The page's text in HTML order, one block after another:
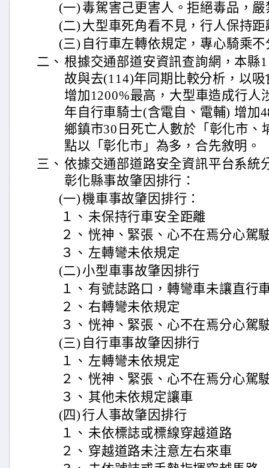
(一)毒駕害己更害人。拒絕毒品，
(二) 大型車死角看不見，行人保持
(三) 自行車左轉依規定，專心騎乘
二、 根據交通部道安資訊查詢網，本縣
故與去(114)年同期比較分析，以
增加1200%最高，大型車造成行人
年自行車騎士(含電自、電輔) 增加
鄉鎮市30日死亡人數於「彰化市、
點以「彰化市」為多，合先敘明。
三、 依據交通部道路安全資訊平台系統
彰化縣事故肇因排行：
(一)機車事故肇因排行：
１、 未保持行車安全距離
２、 恍神、緊張、心不在焉分心駕
３、 左轉彎未依規定
(二)小型車事故肇因排行
１、 有號誌路口，轉彎車未讓直行
２、 右轉彎未依規定
３、 恍神、緊張、心不在焉分心駕
(三) 自行車事故肇因排行
１、 左轉彎未依規定
２、 恍神、緊張、心不在焉分心駕
３、 其他未依規定讓車
(四)行人事故肇因排行
１、 未依標誌或標線穿越道路
２、 穿越道路未注意左右來車